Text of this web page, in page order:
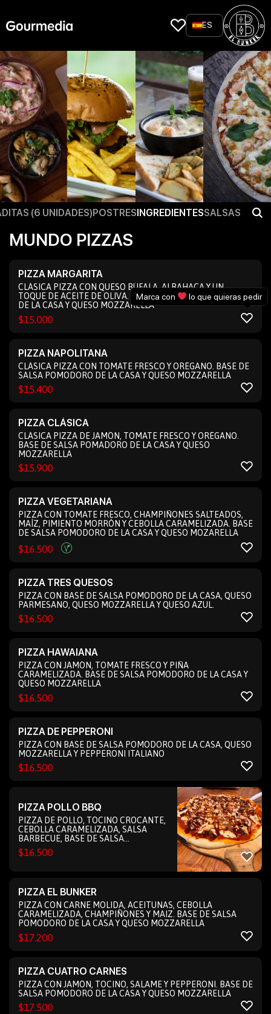
content
ES
(6 UNIDADES)POSTRESINGREDIENTESSALSAS
MUNDO PIZZAS
PIZZA MARGARITA
CLÁSICA PIZZA CON QUESO BÚFALA, ALBAHACA Y UN
TOQUE DE ACEITE DE OLIVA. BASE DE SALSA POMODORO
DE LA CASA Y QUESO MOZZARELLA
$15.000
PIZZA NAPOLITANA
CLÁSICA PIZZA CON TOMATE FRESCO Y ORÉGANO. BASE DE
SALSA POMODORO DE LA CASA Y QUESO MOZZARELLA
$15.400
PIZZA CLÁSICA
CLÁSICA PIZZA DE JAMÓN, TOMATE FRESCO Y ORÉGANO.
BASE DE SALSA POMADORO DE LA CASA Y QUESO
MOZZARELLA
$15.900
PIZZA VEGETARIANA
PIZZA CON TOMATE FRESCO, CHAMPIÑONES SALTEADOS,
MAÍZ, PIMIENTO MORRÓN Y CEBOLLA CARAMELIZADA. BASE
DE SALSA POMODORO DE LA CASA Y QUESO MOZARELLA
$16.500
PIZZA TRES QUESOS
PIZZA CON BASE DE SALSA POMODORO DE LA CASA, QUESO
PARMESANO, QUESO MOZZARELLA Y QUESO AZUL.
$16.500
PIZZA HAWAIANA
PIZZA CON JAMÓN, TOMATE FRESCO Y PIÑA
CARAMELIZADA. BASE DE SALSA POMODORO DE LA CASA Y
QUESO MOZZARELLA
$16.500
PIZZA DE PEPPERONI
PIZZA CON BASE DE SALSA POMODORO DE LA CASA, QUESO
MOZZARELLA Y PEPPERONI ITALIANO
$16.500
PIZZA POLLO BBQ
PIZZA DE POLLO, TOCINO CROCANTE,
CEBOLLA CARAMELIZADA, SALSA
BARBECUE, BASE DE SALSA
POMODORO DE LA CASA Y QUESO
MOZZARELLA
$16.500
PIZZA EL BUNKER
PIZZA CON CARNE MOLIDA, ACEITUNAS, CEBOLLA
CARAMELIZADA, CHAMPIÑONES Y MAIZ. BASE DE SALSA
POMODORO DE LA CASA Y QUESO MOZZARELLA
$17.200
PIZZA CUATRO CARNES
PIZZA CON JAMÓN, TOCINO, SALAME Y PEPPERONI. BASE DE
SALSA POMODORO DE LA CASA Y QUESO MOZZARELLA
$17.500
Marca con lo que quieras pedir